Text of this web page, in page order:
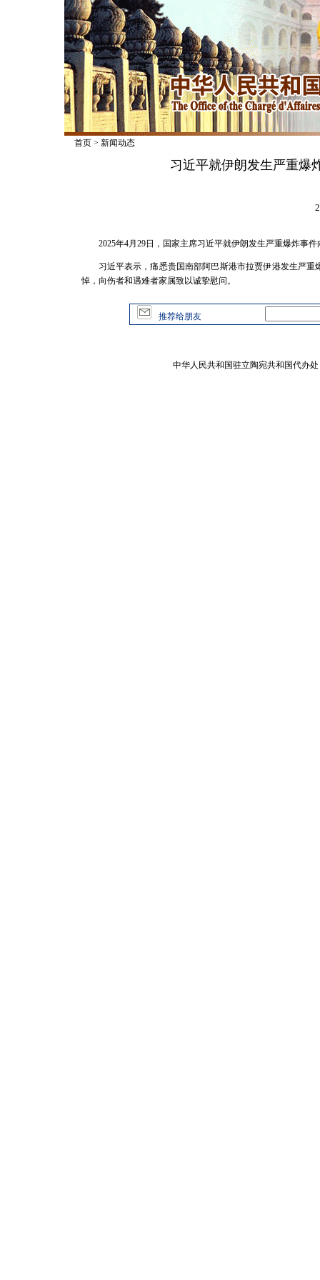
首页> 新闻动态
习近平就伊朗发生严重爆
2025年4月29日，国家主席习近平就伊朗发生严重爆炸事
习近平表示，痛悉贵国南部阿巴斯港市拉贾伊港发生严
悼，向伤者和遇难者家属致以诚挚慰问。
推荐给朋友
中华人民共和国驻立陶宛共和国代办处